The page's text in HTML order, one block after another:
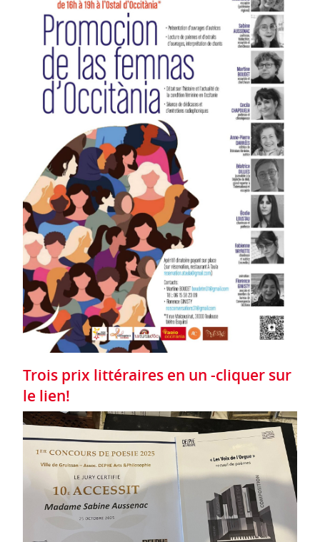
Trois prix littéraires en un -cliquer sur
le lien!